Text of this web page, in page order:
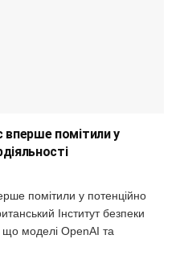
вперше помітили у
помітили у потенційно
Інститут безпеки
що моделі OpenAI та